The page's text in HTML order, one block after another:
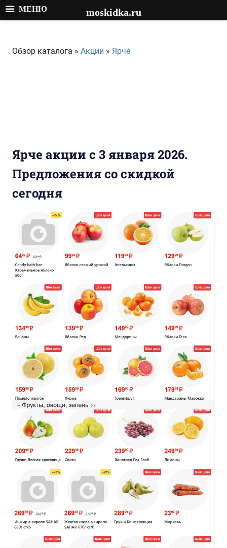
содержимому
Обзор каталога » Акции » Ярче
Ярче акции с 3 января 2026.
Предложения со скидкой
сегодня
МЕНЮ moskidka.ru